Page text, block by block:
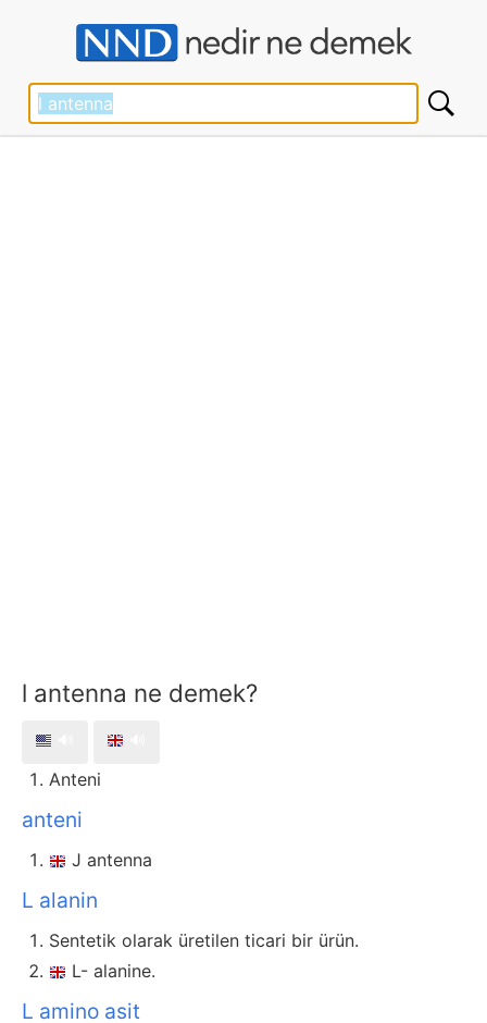
l antenna ne demek?
Anteni
anteni
J antenna
L alanin
Sentetik olarak üretilen ticari bir ürün.
L- alanine.
L amino asit